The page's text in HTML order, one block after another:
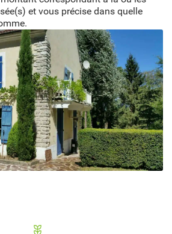
et vous précise dans quelle